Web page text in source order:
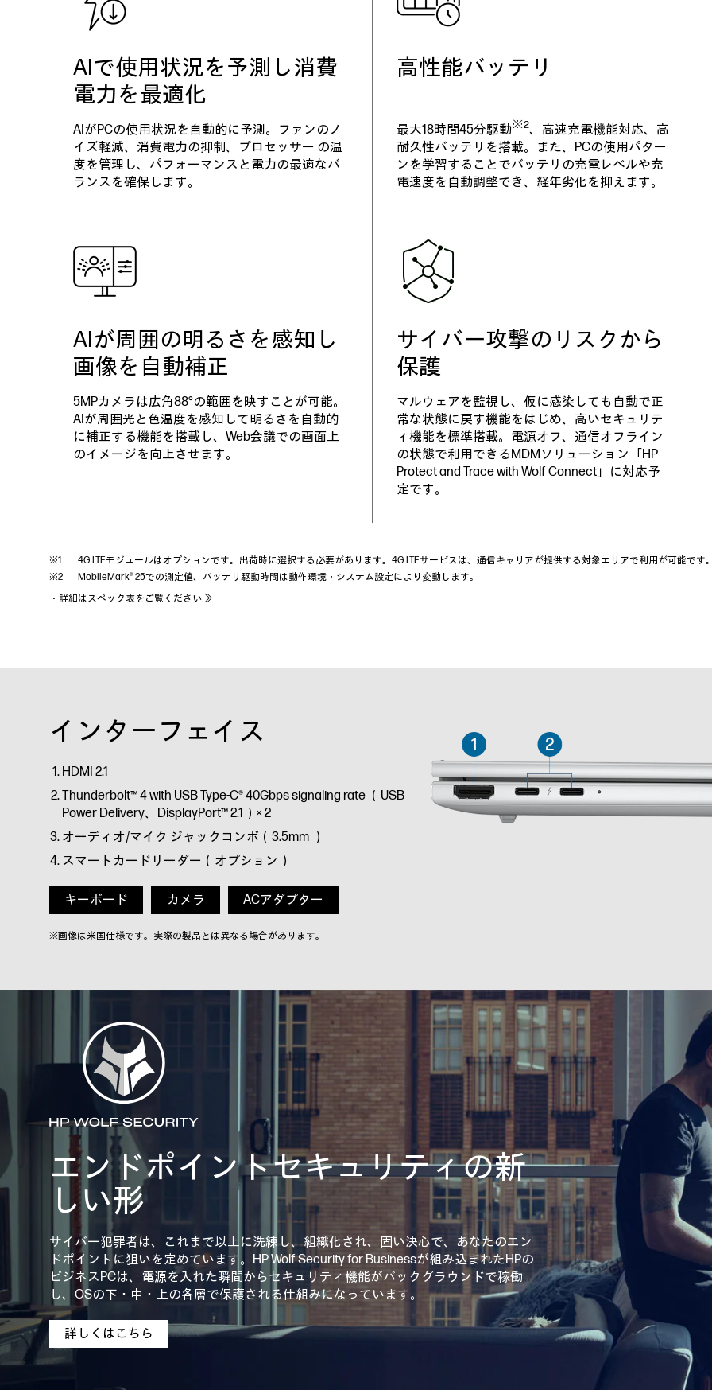
AIで使用状況を予測し消費
電力を最適化
AIがPCの使用状況を自動的に予測。ファンのノ
イズ軽減、消費電力の抑制、プロセッサー の温
度を管理し、パフォーマンスと電力の最適なバ
ランスを確保します。
高性能バッテリ
最大18時間45分駆動※2、高速充電機能対応、高
耐久性バッテリを搭載。また、PCの使用パター
ンを学習することでバッテリの充電レベルや充
電速度を自動調整でき、経年劣化を抑えます。
AIが周囲の明るさを感知し
画像を自動補正
5MPカメラは広角88°の範囲を映すことが可能。
AIが周囲光と色温度を感知して明るさを自動的
に補正する機能を搭載し、Web会議での画面上
のイメージを向上させます。
サイバー攻撃のリスクから
保護
マルウェアを監視し、仮に感染しても自動で正
常な状態に戻す機能をはじめ、高いセキュリテ
ィ機能を標準搭載。電源オフ、通信オフライン
の状態で利用できるMDMソリューション「HP
Protect and Trace with Wolf Connect」に対応予
定です。
4G LTEモジュールはオプションです。出荷時に選択する必要があります。4G LTEサービスは、通信キャリアが提供する対象エリアで利用が可能です。
MobileMark® 25での測定値、バッテリ駆動時間は動作環境・システム設定により変動します。
・ 詳細はスペック表をご覧ください ≫
インターフェイス
HDMI 2.1
Thunderbolt™ 4 with USB Type-C® 40Gbps signaling rate （USB
Power Delivery、DisplayPort™ 2.1）× 2
オーディオ/マイク ジャックコンボ（3.5mm ）
スマートカードリーダー（オプション）
キーボード カメラ ACアダプター
※画像は米国仕様です。実際の製品とは異なる場合があります。
エンドポイントセキュリティの新
しい形
サイバー犯罪者は、これまで以上に洗練し、組織化され、固い決心で、あなたのエン
ドポイントに狙いを定めています。HP Wolf Security for Businessが組み込まれたHPの
ビジネスPCは、電源を入れた瞬間からセキュリティ機能がバックグラウンドで稼働
し、OSの下・中・上の各層で保護される仕組みになっています。
詳しくはこちら